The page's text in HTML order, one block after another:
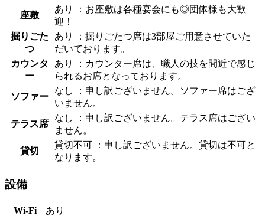
座敷
あり ：お座敷は各種宴会にも◎団体様も大歓
迎！
掘りごた
つ
あり ：掘りごたつ席は3部屋ご用意させていた
だいております。
カウンタ
ー
あり ：カウンター席は、職人の技を間近で感じ
られるお席となっております。
ソファー
なし ：申し訳ございません。ソファー席はござ
いません。
テラス席
なし ：申し訳ございません。テラス席はござい
ません。
貸切
貸切不可 ：申し訳ございません。貸切は不可と
なります。
設備
Wi-Fi
あり